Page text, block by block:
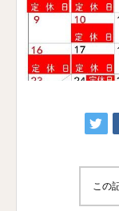
この